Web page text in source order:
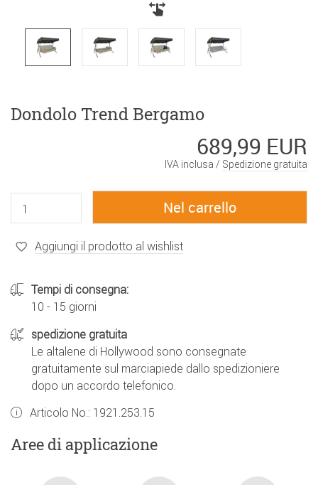
Dondolo Trend Bergamo
689,99 EUR
IVA inclusa / Spedizione gratuita
Aggiungi il prodotto al wishlist
Tempi di consegna:
10 - 15 giorni
spedizione gratuita
Le altalene di Hollywood sono consegnate
gratuitamente sul marciapiede dallo spedizioniere
dopo un accordo telefonico.
Articolo No.: 1921.253.15
Aree di applicazione